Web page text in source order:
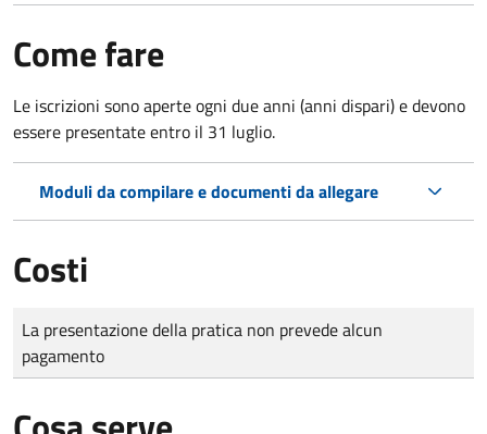
Come fare
Le iscrizioni sono aperte ogni due anni (anni dispari) e devono
essere presentate entro il 31 luglio.
Moduli da compilare e documenti da allegare
Costi
Tipo di pagamento
Importo
La presentazione della pratica non prevede alcun
pagamento